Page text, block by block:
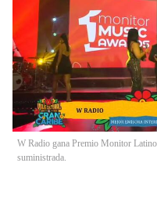
W Radio gana Premio Monitor
suministrada.